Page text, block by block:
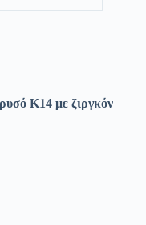
Κ14 με ζιργκόν